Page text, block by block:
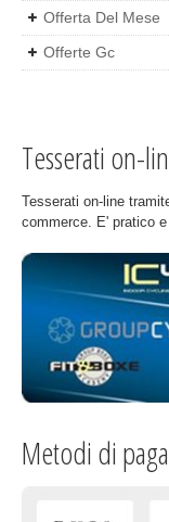
Offerta Del Mese
Offerte Gc
Tesserati on-
Tesserati on-line
commerce. E' pratico
Metodi di